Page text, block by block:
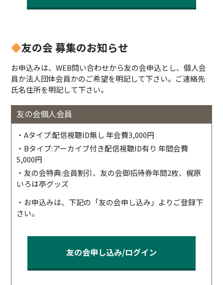
◆友の会 募集のお知らせ
お申込みは、WEB問い合わせから友の会申込とし、個人会
員か法人団体会員かのご希望を明記して下さい。ご連絡先
氏名住所を明記して下さい。
友の会個人会員
・Aタイプ:配信視聴ID無し 年会費3,000円
・Bタイプ:アーカイブ付き配信視聴ID有り 年間会費
5,000円
・友の会特典:会員割引、友の会御招待券年間2枚、梶原
いろは亭グッズ
・お申込みは、下記の「友の会申し込み」よりご登録下
さい。
友の会申し込み/ログイン